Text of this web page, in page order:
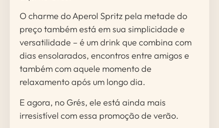
O charme do Aperol Spritz pela metade do
preço também está em sua simplicidade e
versatilidade – é um drink que combina com
dias ensolarados, encontros entre amigos e
também com aquele momento de
relaxamento após um longo dia.
E agora, no Grés, ele está ainda mais
irresistível com essa promoção de verão.